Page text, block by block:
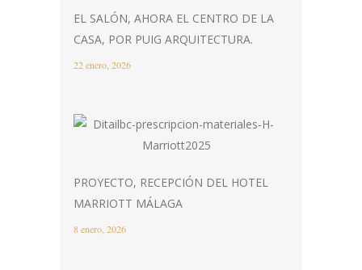
EL SALÓN, AHORA EL CENTRO DE LA
CASA, POR PUIG ARQUITECTURA.
22 enero, 2026
PROYECTO, RECEPCIÓN DEL HOTEL
MARRIOTT MÁLAGA
8 enero, 2026